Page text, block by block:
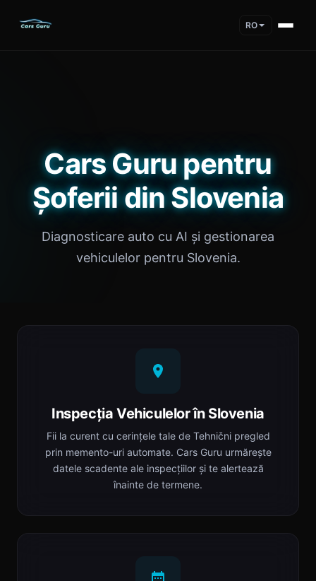
RO
Cars Guru pentru
Șoferii din Slovenia
Diagnosticare auto cu AI și gestionarea
vehiculelor pentru Slovenia.
Inspecția Vehiculelor în Slovenia
Fii la curent cu cerințele tale de Tehnični pregled
prin memento-uri automate. Cars Guru urmărește
datele scadente ale inspecțiilor și te alertează
înainte de termene.